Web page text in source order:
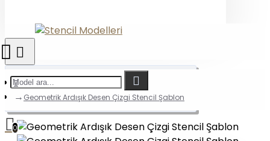
0
Geometrik Ardışık Desen Çizgi Stencil Şablon